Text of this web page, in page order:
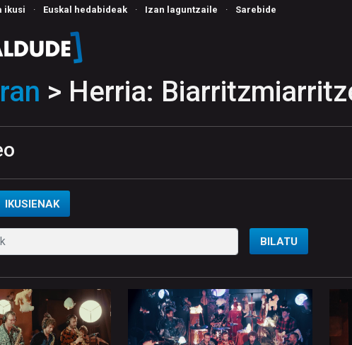
ikusi · Euskal hedabideak · Izan laguntzaile · Sarebide
> Herria:
IKUSIENAK
BILATU